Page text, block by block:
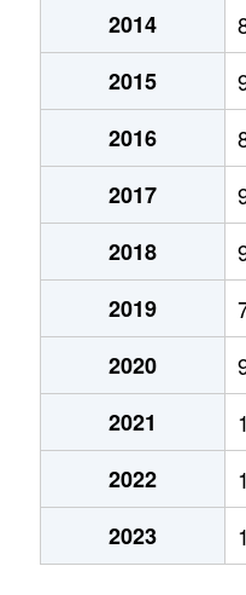
文京台2014
2015
2016
2017
2018
2019
2020
2021
2022
2023